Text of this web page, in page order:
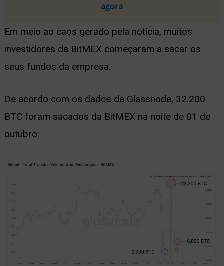
agora
Em meio ao caos gerado pela notícia, muitos
investidores da BitMEX começaram a sacar os
seus fundos da empresa.
De acordo com os dados da Glassnode, 32.200
BTC foram sacados da BitMEX na noite de 01 de
outubro: